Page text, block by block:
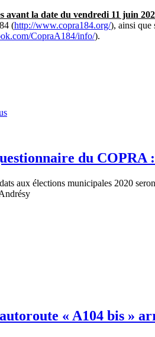
avant la date du vendredi 11 juin
(http://www.copra184.org/), ainsi que
CopraA184/info/).
du
aux élections municipales 2020
« A104 bis »